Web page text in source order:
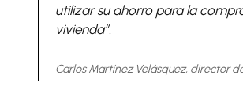
utilizar su ahorro para la
vivienda”.
Carlos Martínez Velásquez, director